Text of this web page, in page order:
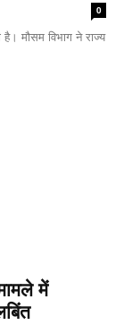
0
मौसम विभाग ने राज्य
में